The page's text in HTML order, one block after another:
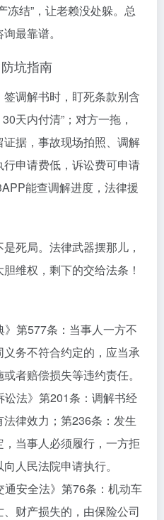
冻结”，让老赖没处躲。总
最靠谱。
坑指南
调解书时，盯死条款别含
天内付清”；对方一拖，
据，事故现场拍照、调解
申请费低，诉讼费可申请
能查调解进度，法律援
死局。法律武器摆那儿，
维权，剩下的交给法条！
第577条：当事人一方不
务不符合约定的，应当承
者赔偿损失等违约责任。
法》第201条：调解书经
律效力；第236条：发生
当事人必须履行，一方拒
人民法院申请执行。
安全法》第76条：机动车
财产损失的，由保险公司